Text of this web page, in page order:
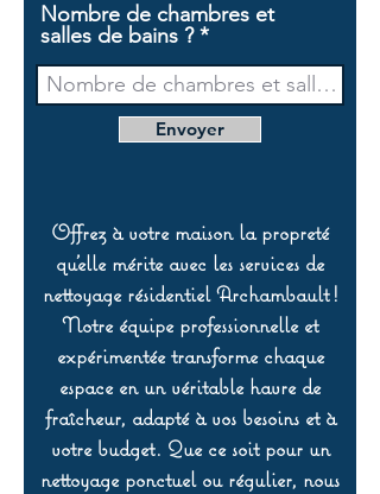
Nombre de chambres et
salles de bains ?
Envoyer
Offrez à votre maison la propreté
qu’elle mérite avec les services de
nettoyage résidentiel Archambault !
Notre équipe professionnelle et
expérimentée transforme chaque
espace en un véritable havre de
fraîcheur, adapté à vos besoins et à
votre budget. Que ce soit pour un
nettoyage ponctuel ou régulier, nous